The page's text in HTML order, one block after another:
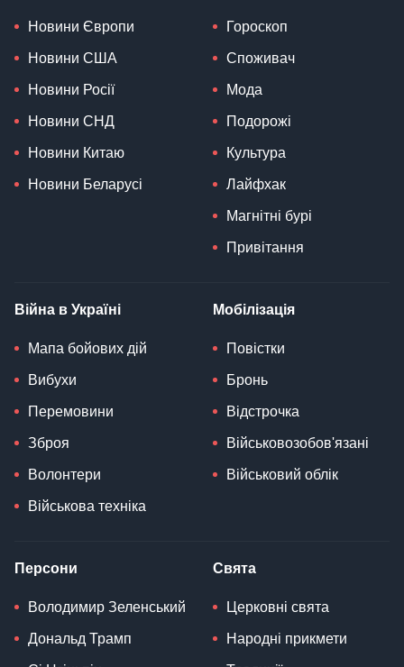
Новини Європи
Новини США
Новини Росії
Новини СНД
Новини Китаю
Новини Беларусі
Гороскоп
Споживач
Мода
Подорожі
Культура
Лайфхак
Магнітні бурі
Привітання
Війна в Україні
Мапа бойових дій
Вибухи
Перемовини
Зброя
Волонтери
Військова техніка
Мобілізація
Повістки
Бронь
Відстрочка
Військовозобов'язані
Військовий облік
Персони
Володимир Зеленський
Дональд Трамп
Свята
Церковні свята
Народні прикмети